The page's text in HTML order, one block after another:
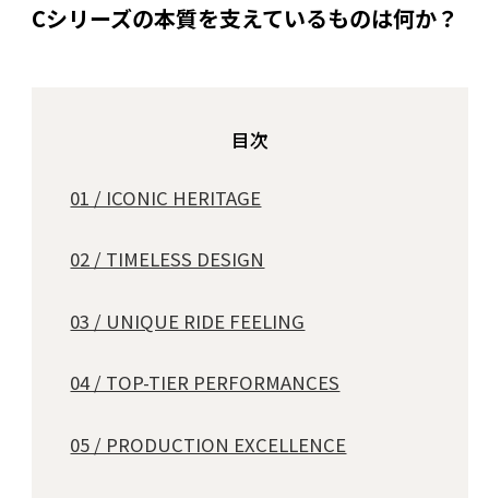
Cシリーズの本質を支えているものは何か？
目次
01 / ICONIC HERITAGE
02 / TIMELESS DESIGN
03 / UNIQUE RIDE FEELING
04 / TOP-TIER PERFORMANCES
05 / PRODUCTION EXCELLENCE